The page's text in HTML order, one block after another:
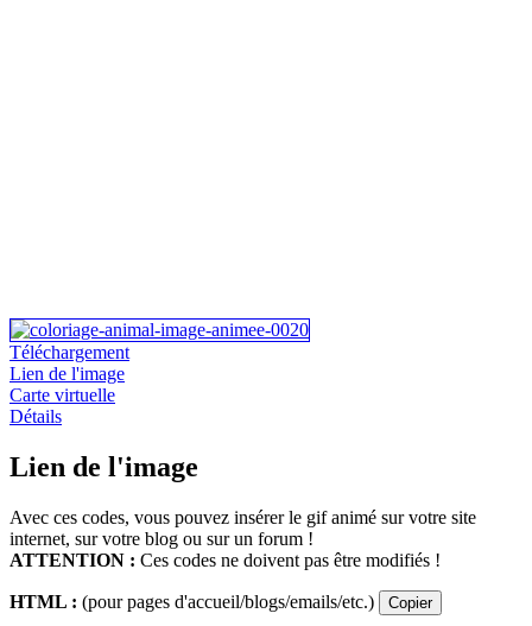
Téléchargement
Lien de l'image
Carte virtuelle
Détails
Lien de l'image
Avec ces codes, vous pouvez insérer le gif animé sur votre site
internet, sur votre blog ou sur un forum !
ATTENTION : Ces codes ne doivent pas être modifiés !
HTML : (pour pages d'accueil/blogs/emails/etc.) Copier